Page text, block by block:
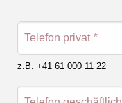
Telefon privat *
z.B. +41 61 000 11 22